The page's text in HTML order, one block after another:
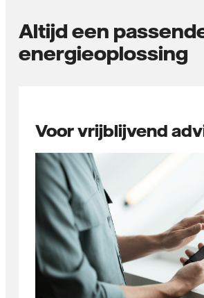
Altijd een
energieoplossing
Voor vrijblijvend